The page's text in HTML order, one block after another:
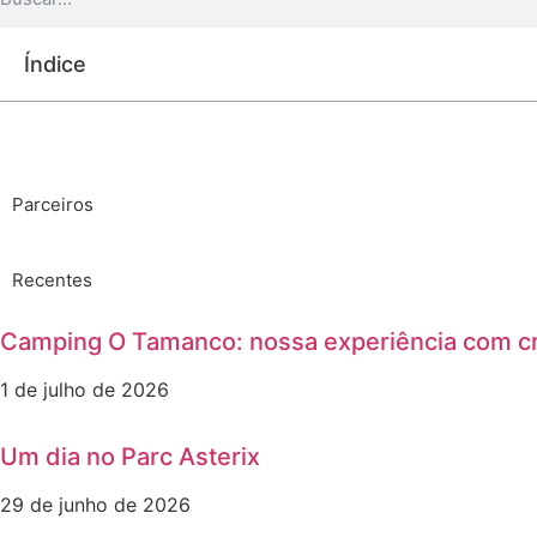
Índice
Parceiros
Recentes
Camping O Tamanco: nossa experiência com
1 de julho de 2026
Um dia no Parc Asterix
29 de junho de 2026